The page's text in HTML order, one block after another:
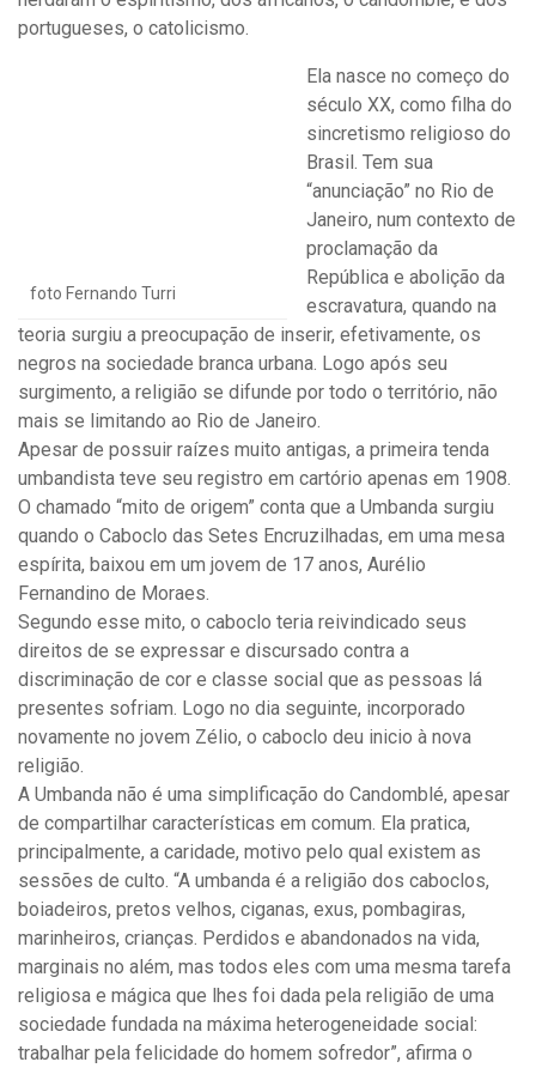
portugueses, o catolicismo.
foto Fernando Turri
Ela nasce no começo do
século XX, como filha do
sincretismo religioso do
Brasil. Tem sua
“anunciação” no Rio de
Janeiro, num contexto de
proclamação da
República e abolição da
escravatura, quando na
teoria surgiu a preocupação de inserir, efetivamente, os
negros na sociedade branca urbana. Logo após seu
surgimento, a religião se difunde por todo o território, não
mais se limitando ao Rio de Janeiro.
Apesar de possuir raízes muito antigas, a primeira tenda
umbandista teve seu registro em cartório apenas em 1908.
O chamado “mito de origem” conta que a Umbanda surgiu
quando o Caboclo das Setes Encruzilhadas, em uma mesa
espírita, baixou em um jovem de 17 anos, Aurélio
Fernandino de Moraes.
Segundo esse mito, o caboclo teria reivindicado seus
direitos de se expressar e discursado contra a
discriminação de cor e classe social que as pessoas lá
presentes sofriam. Logo no dia seguinte, incorporado
novamente no jovem Zélio, o caboclo deu inicio à nova
religião.
A Umbanda não é uma simplificação do Candomblé, apesar
de compartilhar características em comum. Ela pratica,
principalmente, a caridade, motivo pelo qual existem as
sessões de culto. “A umbanda é a religião dos caboclos,
boiadeiros, pretos velhos, ciganas, exus, pombagiras,
marinheiros, crianças. Perdidos e abandonados na vida,
marginais no além, mas todos eles com uma mesma tarefa
religiosa e mágica que lhes foi dada pela religião de uma
sociedade fundada na máxima heterogeneidade social:
trabalhar pela felicidade do homem sofredor”, afirma o